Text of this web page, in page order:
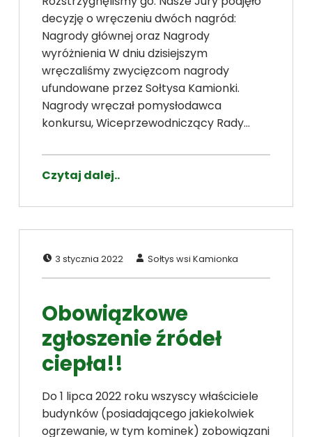
decyzję o wręczeniu dwóch nagród:
Nagrody głównej oraz Nagrody
wyróżnienia W dniu dzisiejszym
wręczaliśmy zwycięzcom nagrody
ufundowane przez Sołtysa Kamionki.
Nagrody wręczał pomysłodawca
konkursu, Wiceprzewodniczący Rady…
Czytaj dalej..
3 stycznia 2022
Napisał:
Sołtys wsi Kamionka
Obowiązkowe
zgłoszenie źródeł
ciepła!!
Do 1 lipca 2022 roku wszyscy właściciele
budynków (posiadającego jakiekolwiek
ogrzewanie, w tym kominek) zobowiązani